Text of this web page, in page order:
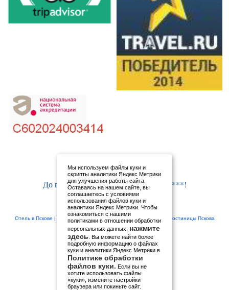
До встречи в СПА отель Old Estate ****!
Отель в Пскове | гостиница Псков гостиницы Пскова
Звоните :+7 (8112) 79 45 45
:+7 911 884 15 72
:+7 911 893 08 27
Мы используем файлы куки и
скрипты аналитики Яндекс Метрики
для улучшения работы сайта.
Оставаясь на нашем сайте, вы
соглашаетесь с условиями
использования файлов куки и
аналитики Яндекс Метрики. Чтобы
ознакомиться с нашими
политиками в отношении обработки
персональных данных, нажмите
здесь . Вы можете найти более
подробную информацию о файлах
куки и аналитики Яндекс Метрики в
Политике обработки
файлов куки. Если вы не
хотите использовать файлы
«куки», измените настройки
браузера или покиньте сайт.